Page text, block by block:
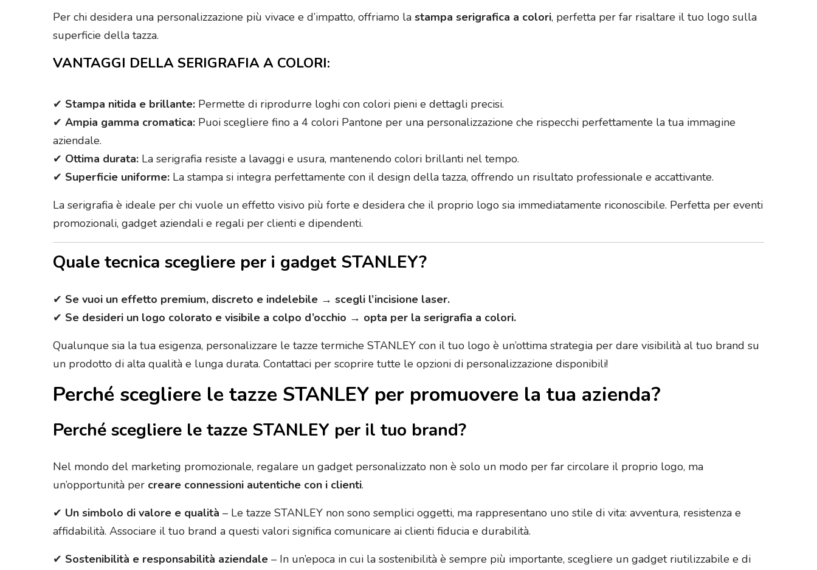
Per chi desidera una personalizzazione più vivace e d’impatto, offriamo la stampa serigrafica a colori, perfetta per far risaltare il tuo logo sulla
superficie della tazza.
VANTAGGI DELLA SERIGRAFIA A COLORI:
✔ Stampa nitida e brillante: Permette di riprodurre loghi con colori pieni e dettagli precisi.
✔ Ampia gamma cromatica: Puoi scegliere fino a 4 colori Pantone per una personalizzazione che rispecchi perfettamente la tua immagine
aziendale.
✔ Ottima durata: La serigrafia resiste a lavaggi e usura, mantenendo colori brillanti nel tempo.
✔ Superficie uniforme: La stampa si integra perfettamente con il design della tazza, offrendo un risultato professionale e accattivante.
La serigrafia è ideale per chi vuole un effetto visivo più forte e desidera che il proprio logo sia immediatamente riconoscibile. Perfetta per eventi
promozionali, gadget aziendali e regali per clienti e dipendenti.
Quale tecnica scegliere per i gadget STANLEY?
✔ Se vuoi un effetto premium, discreto e indelebile → scegli l’incisione laser.
✔ Se desideri un logo colorato e visibile a colpo d’occhio → opta per la serigrafia a colori.
Qualunque sia la tua esigenza, personalizzare le tazze termiche STANLEY con il tuo logo è un’ottima strategia per dare visibilità al tuo brand su
un prodotto di alta qualità e lunga durata. Contattaci per scoprire tutte le opzioni di personalizzazione disponibili!
Perché scegliere le tazze STANLEY per promuovere la tua azienda?
Perché scegliere le tazze STANLEY per il tuo brand?
Nel mondo del marketing promozionale, regalare un gadget personalizzato non è solo un modo per far circolare il proprio logo, ma
un’opportunità per creare connessioni autentiche con i clienti.
✔ Un simbolo di valore e qualità – Le tazze STANLEY non sono semplici oggetti, ma rappresentano uno stile di vita: avventura, resistenza e
affidabilità. Associare il tuo brand a questi valori significa comunicare ai clienti fiducia e durabilità.
✔ Sostenibilità e responsabilità aziendale – In un’epoca in cui la sostenibilità è sempre più importante, scegliere un gadget riutilizzabile e di